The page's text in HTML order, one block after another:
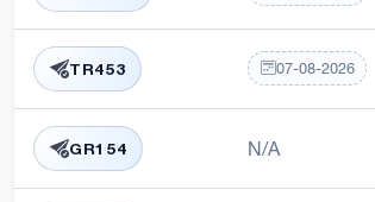
TR453 07-08-2026
GR154 N/A